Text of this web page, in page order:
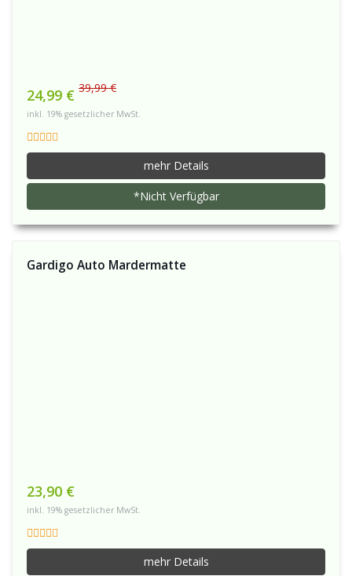
24,99 € 39,99 €
inkl. 19% gesetzlicher MwSt.
mehr Details
*Nicht Verfügbar
Gardigo Auto Mardermatte
23,90 €
inkl. 19% gesetzlicher MwSt.
mehr Details